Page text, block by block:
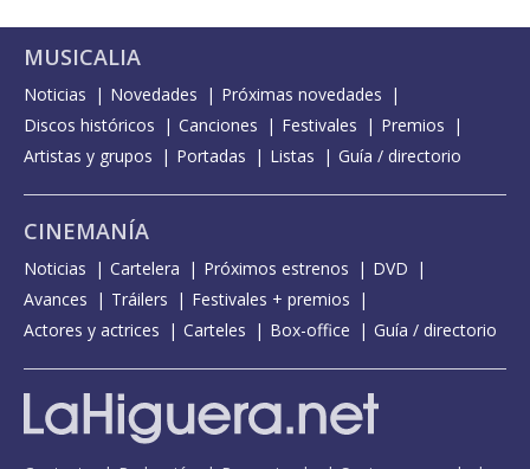
MUSICALIA
Noticias Novedades
Próximas novedades
Discos históricos
Canciones Festivales
Premios
Artistas y grupos
Portadas Listas Guía / directorio
CINEMANÍA
Noticias Cartelera Próximos estrenos
DVD
Avances
Tráilers
Festivales + premios
Actores y actrices
Carteles Box-office Guía / directorio